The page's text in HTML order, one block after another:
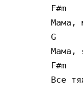
        F#m
Мама,
G
Мама,
Все